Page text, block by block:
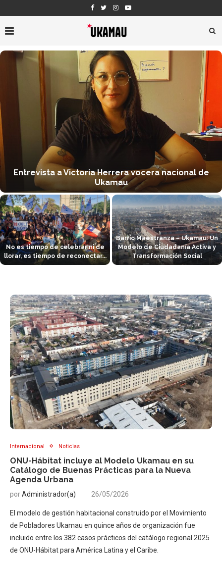
Entrevista a Victoria Herrera vocera nacional de
Ukamau
No es tiempo de celebrar ni de
llorar, es tiempo de reconectar...
Barrio Maestranza – Ukamau: Un
Modelo de Ciudadanía Activa y
Transformación Social
Internacional Noticias
ONU-Hábitat incluye al Modelo Ukamau en su
Catálogo de Buenas Prácticas para la Nueva
Agenda Urbana
porAdministrador(a) 26/05/2026
El modelo de gestión habitacional construido por el Movimiento
de Pobladores Ukamau en quince años de organización fue
incluido entre los 382 casos prácticos del catálogo regional 2025
de ONU-Hábitat para América Latina y el Caribe.